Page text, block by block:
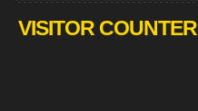
VISITOR COUNTER